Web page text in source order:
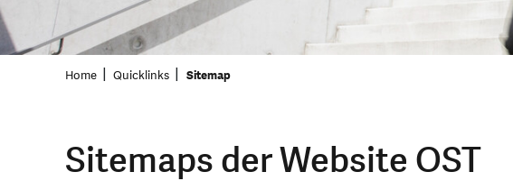
Home Quicklinks Sitemap
Sitemaps der Website OST